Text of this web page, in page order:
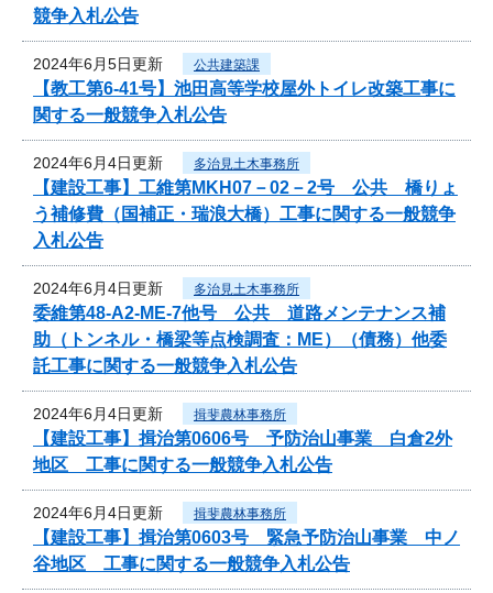
競争入札公告
2024年6月5日更新 公共建築課
【教工第6-41号】池田高等学校屋外トイレ改築工事に
関する一般競争入札公告
2024年6月4日更新 多治見土木事務所
【建設工事】工維第MKH07－02－2号 公共 橋りょ
う補修費（国補正・瑞浪大橋）工事に関する一般競争
入札公告
2024年6月4日更新 多治見土木事務所
委維第48-A2-ME-7他号 公共 道路メンテナンス補
助（トンネル・橋梁等点検調査：ME）（債務）他委
託工事に関する一般競争入札公告
2024年6月4日更新 揖斐農林事務所
【建設工事】揖治第0606号 予防治山事業 白倉2外
地区 工事に関する一般競争入札公告
2024年6月4日更新 揖斐農林事務所
【建設工事】揖治第0603号 緊急予防治山事業 中ノ
谷地区 工事に関する一般競争入札公告